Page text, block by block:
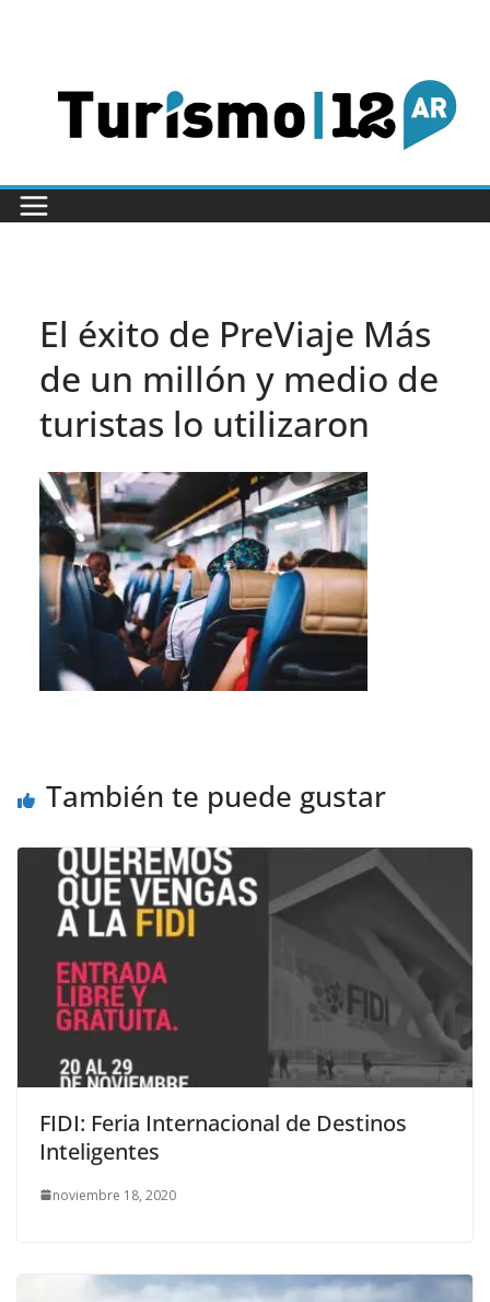
El éxito de PreViaje Más
de un millón y medio de
turistas lo utilizaron
También te puede gustar
FIDI: Feria Internacional de Destinos
Inteligentes
noviembre 18, 2020